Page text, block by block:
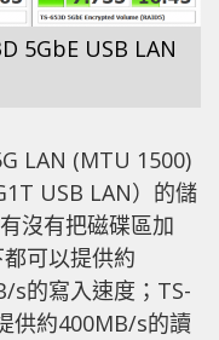
5GbE USB LAN
LAN (MTU 1500)
USB LAN）的儲
沒有把磁碟區加
可以提供約
s的寫入速度；TS-
供約400MB/s的讀